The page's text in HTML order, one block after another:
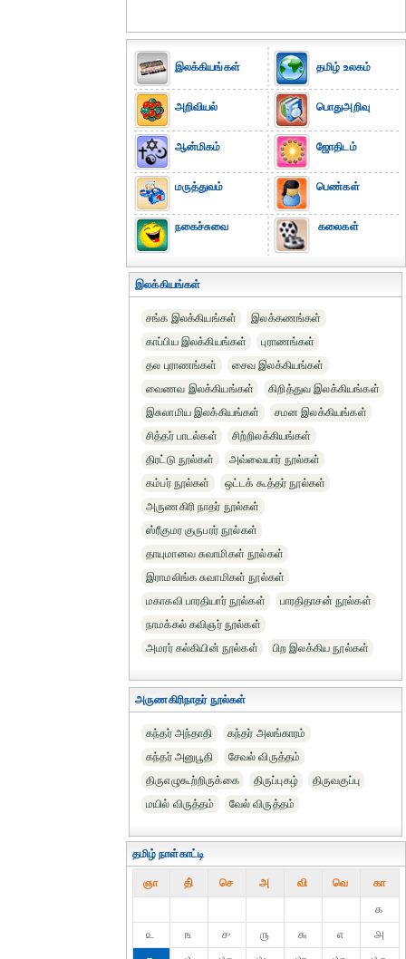
இலக்கியங்கள்
அறிவியல்
ஆன்மிகம்
மருத்துவம்
நகைச்சுவை
தமிழ் உலகம்
பொதுஅறிவு
ஜோதிடம்
பெண்கள்
கலைகள்
இலக்கியங்கள்
சங்க இலக்கியங்கள்
இலக்கணங்கள்
காப்பிய இலக்கியங்கள்
புராணங்கள்
தல புராணங்கள்
சைவ இலக்கியங்கள்
வைணவ இலக்கியங்கள்
கிறித்துவ இலக்கியங்கள்
இசுலாமிய இலக்கியங்கள்
சமன இலக்கியங்கள்
சித்தர் பாடல்கள்
சிற்றிலக்கியங்கள்
திரட்டு நூல்கள்
அவ்வையார் நூல்கள்
கம்பர் நூல்கள்
ஒட்டக் கூத்தர் நூல்கள்
அருணகிரி நாதர் நூல்கள்
ஸ்ரீகுமர குருபரர் நூல்கள்
தாயுமானவ சுவாமிகள் நூல்கள்
இராமலிங்க சுவாமிகள் நூல்கள்
மகாகவி பாரதியார் நூல்கள்
பாரதிதாசன் நூல்கள்
நாமக்கல் கவிஞர் நூல்கள்
அமரர் கல்கியின் நூல்கள்
பிற இலக்கிய நூல்கள்
அருணகிரிநாதர் நூல்கள்
கந்தர் அந்தாதி
கந்தர் அலங்காரம்
கந்தர் அனுபூதி
சேவல் விருத்தம்
திருஎழுகூற்றிருக்கை
திருப்புகழ்
திருவகுப்பு
மயில் விருத்தம்
வேல் விருத்தம்
தமிழ் நாள்காட்டி
ஞா தி் செ அ வி வெ கா
௧
௨
௩ ௪ ௫ ௬ ௭
௮